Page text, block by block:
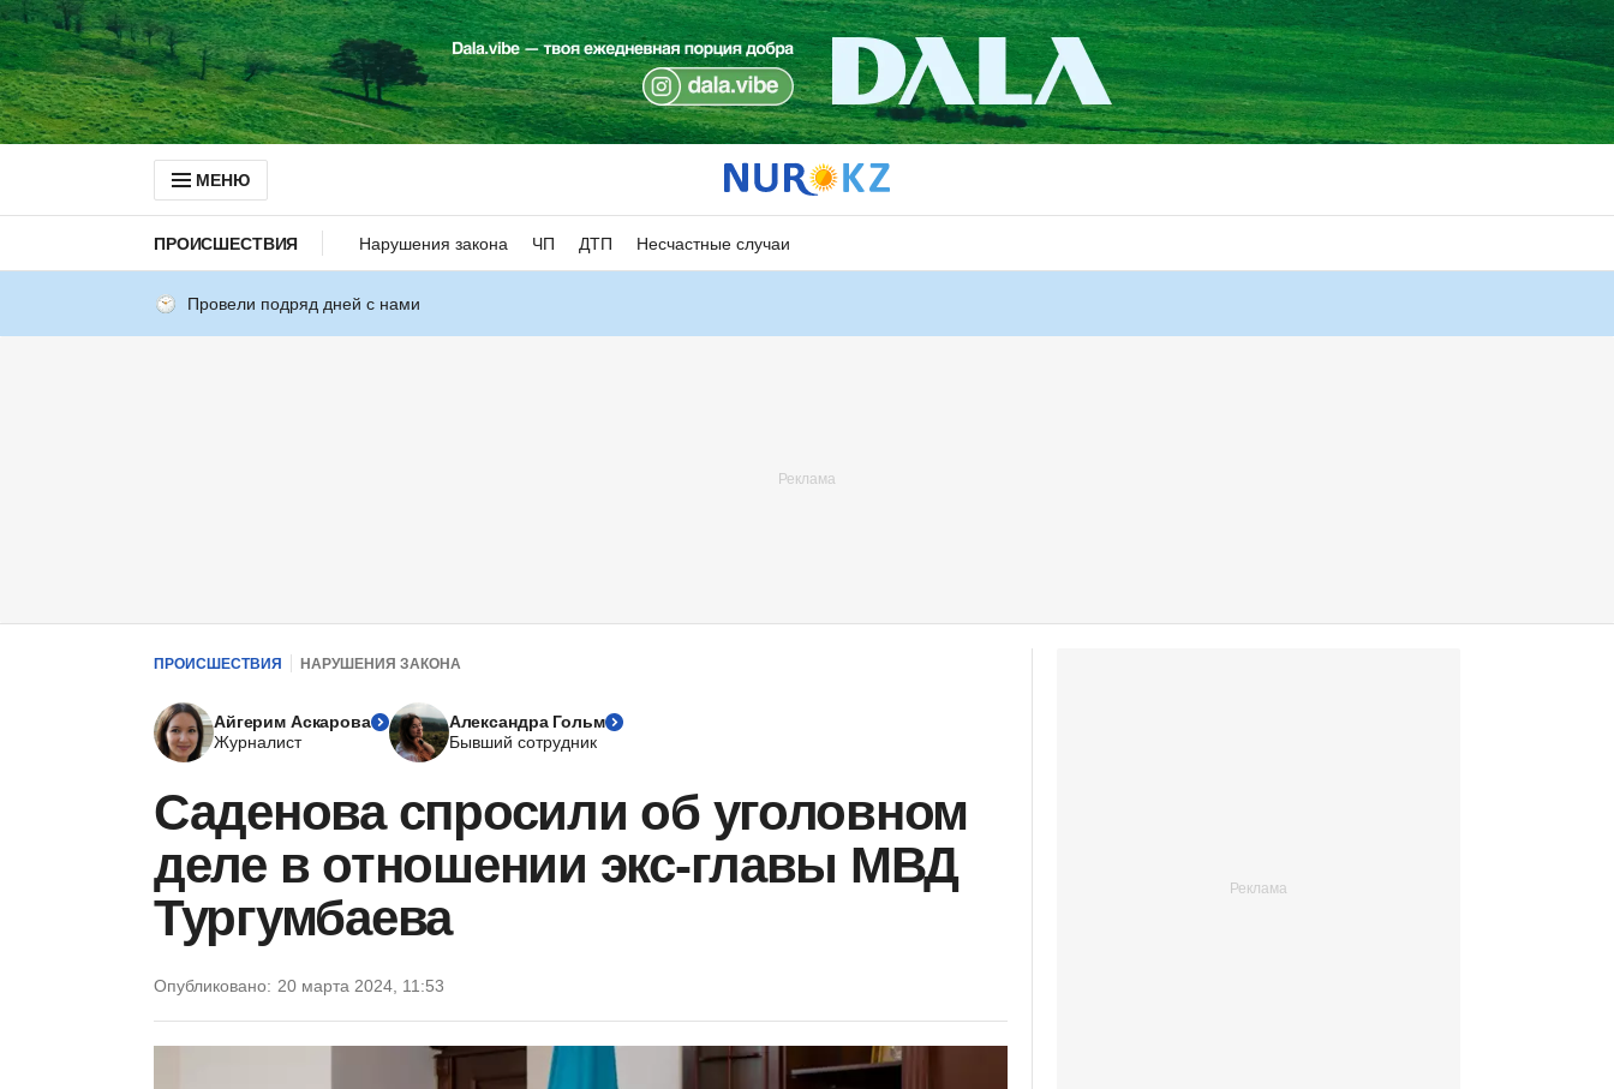
МЕНЮ
ПРОИСШЕСТВИЯ Нарушения закона ЧП ДТП Несчастные случаи
Провели подряд дней с нами
ПРОИСШЕСТВИЯ НАРУШЕНИЯ ЗАКОНА
Айгерим Аскарова
Журналист
Александра Гольм
Бывший сотрудник
Саденова спросили об уголовном
деле в отношении экс-главы МВД
Тургумбаева
Опубликовано: 20 марта 2024, 11:53